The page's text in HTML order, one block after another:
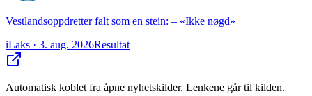
Vestlandsoppdretter falt som en stein: – «Ikke nøgd»
iLaks · 3. aug. 2026Resultat
Automatisk koblet fra åpne nyhetskilder. Lenkene går til kilden.